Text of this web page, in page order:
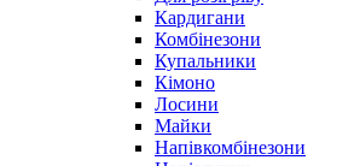
Кардигани
Комбінезони
Купальники
Кімоно
Лосини
Майки
Напівкомбінезони